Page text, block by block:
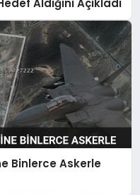
Aldığını Açıkladı
Binlerce Askerle